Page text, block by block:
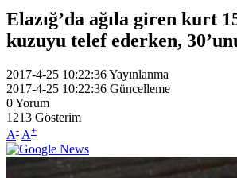
Elazığ’da ağıla giren kurt
kuzuyu telef ederken,
2017-4-25 10:22:36Yayınlanma
2017-4-25 10:22:36 Güncelleme
0Yorum
1213 Gösterim
A- A+